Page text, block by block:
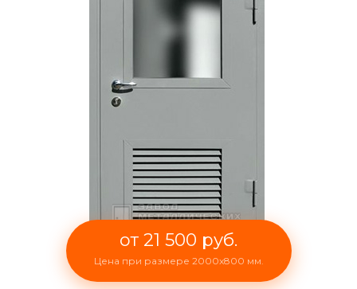
от 21 500 руб.
Цена при размере 2000x800 мм.